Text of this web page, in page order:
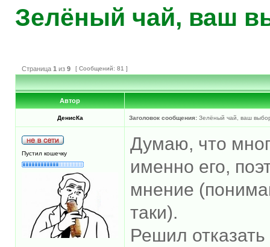
Зелёный чай, ваш
Страница 1 из 9 [ Сообщений: 81 ]
Автор
ДенисКа Заголовок сообщения: Зелёный чай, ваш
Пустил кошечку
Думаю, что
именно его,
мнение
таки).
Решил